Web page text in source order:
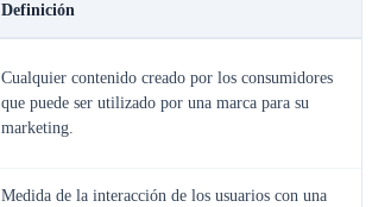
Definición
Cualquier contenido creado por los consumidores
que puede ser utilizado por una marca para su
marketing.
Medida de la interacción de los usuarios con una